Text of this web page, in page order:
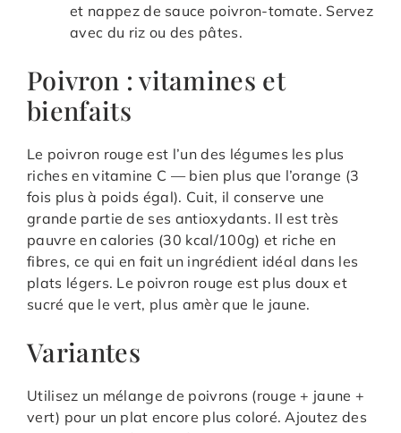
et nappez de sauce poivron-tomate. Servez
avec du riz ou des pâtes.
Poivron : vitamines et
bienfaits
Le poivron rouge est l’un des légumes les plus
riches en vitamine C — bien plus que l’orange (3
fois plus à poids égal). Cuit, il conserve une
grande partie de ses antioxydants. Il est très
pauvre en calories (30 kcal/100g) et riche en
fibres, ce qui en fait un ingrédient idéal dans les
plats légers. Le poivron rouge est plus doux et
sucré que le vert, plus amèr que le jaune.
Variantes
Utilisez un mélange de poivrons (rouge + jaune +
vert) pour un plat encore plus coloré. Ajoutez des